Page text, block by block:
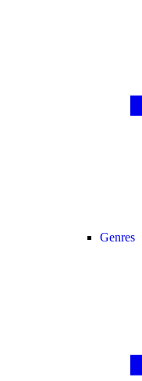
Genres